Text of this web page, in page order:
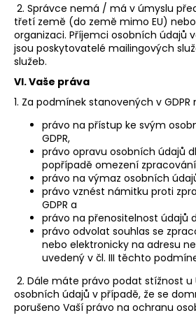
2. Správce nemá / má v úmyslu
třetí země (do země mimo EU)
organizaci. Příjemci osobních údajů
jsou poskytovatelé mailingových
služeb.
VI.Vaše práva
1. Za podmínek stanovených v GDPR
právo na přístup ke svým
GDPR,
právo opravu osobních údajů
popřípadě omezení zpracování
právo na výmaz osobních údajů
právo vznést námitku proti
GDPR a
právo na přenositelnost údajů
právo odvolat souhlas se
nebo elektronicky na adresu
uvedený v čl. III těchto
2. Dále máte právo podat stížnost u
osobních údajů v případě, že se
porušeno Vaší právo na ochranu